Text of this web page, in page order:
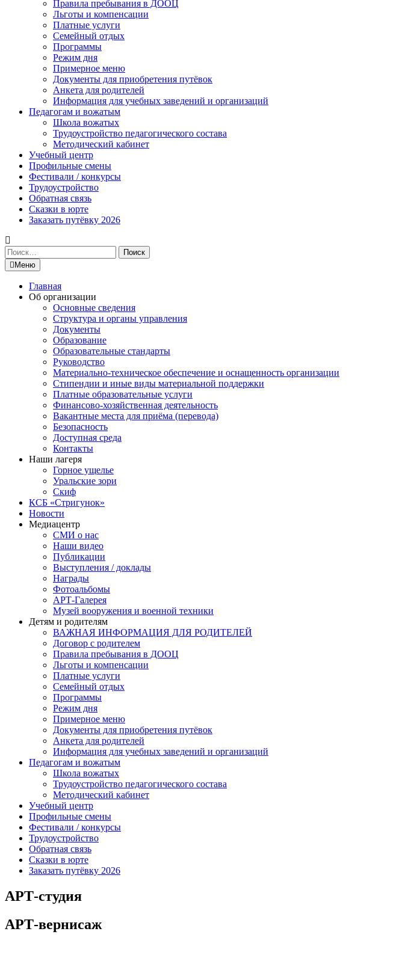
Правила пребывания в ДООЦ
Льготы и компенсации
Платные услуги
Семейный отдых
Программы
Режим дня
Примерное меню
Документы для приобретения путёвок
Анкета для родителей
Информация для учебных заведений и организаций
Педагогам и вожатым
Школа вожатых
Трудоустройство педагогического состава
Методический кабинет
Учебный центр
Профильные смены
Фестивали / конкурсы
Трудоустройство
Обратная связь
Сказки в юрте
Заказать путёвку 2026
Найти:
Меню
Главная
Об организации
Основные сведения
Структура и органы управления
Документы
Образование
Образовательные стандарты
Руководство
Материально-техническое обеспечение и оснащенность организации
Стипендии и иные виды материальной поддержки
Платные образовательные услуги
Финансово-хозяйственная деятельность
Вакантные места для приёма (перевода)
Безопасность
Доступная среда
Контакты
Наши лагеря
Горное ущелье
Уральские зори
Скиф
КСБ «Стригунок»
Новости
Медиацентр
СМИ о нас
Наши видео
Публикации
Выступления / доклады
Награды
Фотоальбомы
АРТ-Галерея
Музей вооружения и военной техники
Детям и родителям
ВАЖНАЯ ИНФОРМАЦИЯ ДЛЯ РОДИТЕЛЕЙ
Договор с родителем
Правила пребывания в ДООЦ
Льготы и компенсации
Платные услуги
Семейный отдых
Программы
Режим дня
Примерное меню
Документы для приобретения путёвок
Анкета для родителей
Информация для учебных заведений и организаций
Педагогам и вожатым
Школа вожатых
Трудоустройство педагогического состава
Методический кабинет
Учебный центр
Профильные смены
Фестивали / конкурсы
Трудоустройство
Обратная связь
Сказки в юрте
Заказать путёвку 2026
АРТ-студия
АРТ-вернисаж